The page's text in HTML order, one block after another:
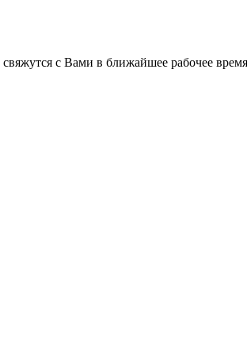
с Вами в ближайшее рабочее
без переплат